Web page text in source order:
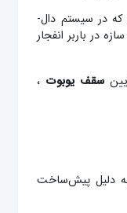
در سیستم دال-
در باربر انفجار
سقف یوبوت ،
به دلیل پیش‌ساخت